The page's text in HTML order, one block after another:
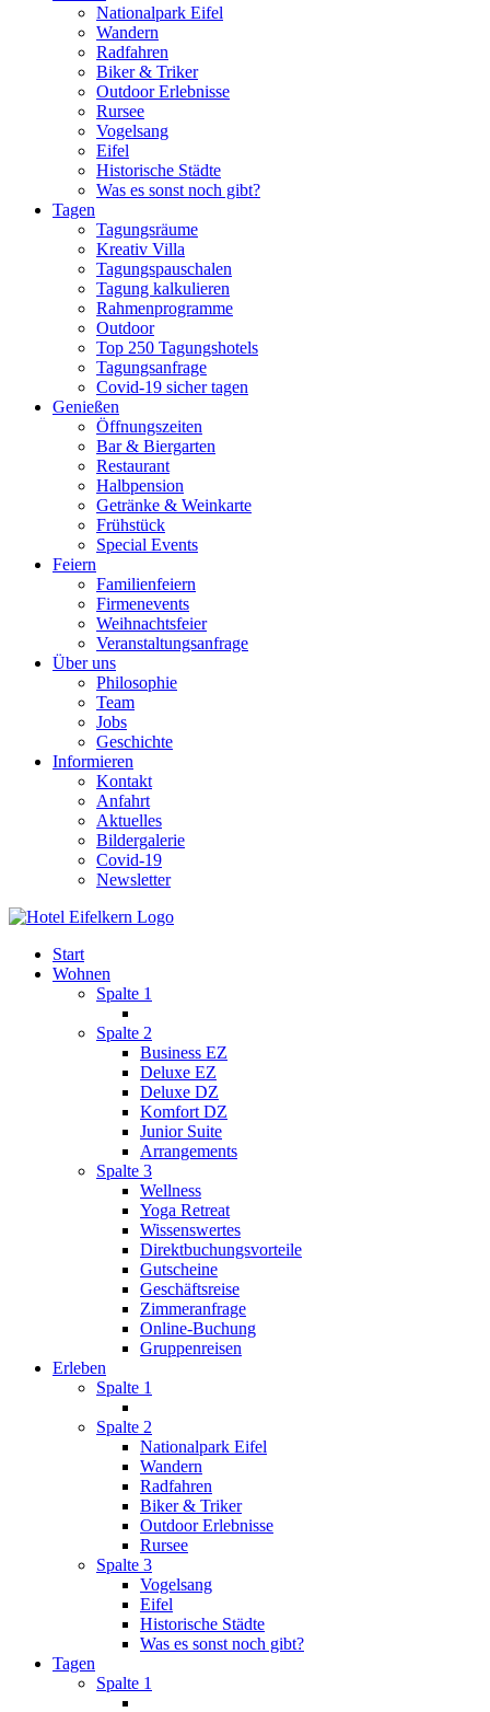
Nationalpark Eifel
Wandern
Radfahren
Biker & Triker
Outdoor Erlebnisse
Rursee
Vogelsang
Eifel
Historische Städte
Was es sonst noch gibt?
Tagen
Tagungsräume
Kreativ Villa
Tagungspauschalen
Tagung kalkulieren
Rahmenprogramme
Outdoor
Top 250 Tagungshotels
Tagungsanfrage
Covid-19 sicher tagen
Genießen
Öffnungszeiten
Bar & Biergarten
Restaurant
Halbpension
Getränke & Weinkarte
Frühstück
Special Events
Feiern
Familienfeiern
Firmenevents
Weihnachtsfeier
Veranstaltungsanfrage
Über uns
Philosophie
Team
Jobs
Geschichte
Informieren
Kontakt
Anfahrt
Aktuelles
Bildergalerie
Covid-19
Newsletter
Start
Wohnen
Spalte 1
Spalte 2
Business EZ
Deluxe EZ
Deluxe DZ
Komfort DZ
Junior Suite
Arrangements
Spalte 3
Wellness
Yoga Retreat
Wissenswertes
Direktbuchungsvorteile
Gutscheine
Geschäftsreise
Zimmeranfrage
Online-Buchung
Gruppenreisen
Erleben
Spalte 1
Spalte 2
Nationalpark Eifel
Wandern
Radfahren
Biker & Triker
Outdoor Erlebnisse
Rursee
Spalte 3
Vogelsang
Eifel
Historische Städte
Was es sonst noch gibt?
Tagen
Spalte 1